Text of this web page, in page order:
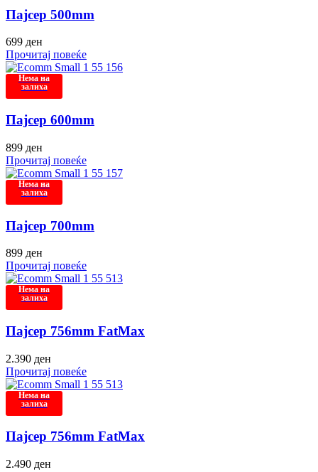
Пајсер 500mm
699 ден
Прочитај повеќе
Нема на
залиха
Пајсер 600mm
899 ден
Прочитај повеќе
Нема на
залиха
Пајсер 700mm
899 ден
Прочитај повеќе
Нема на
залиха
Пајсер 756mm FatMax
2.390 ден
Прочитај повеќе
Нема на
залиха
Пајсер 756mm FatMax
2.490 ден